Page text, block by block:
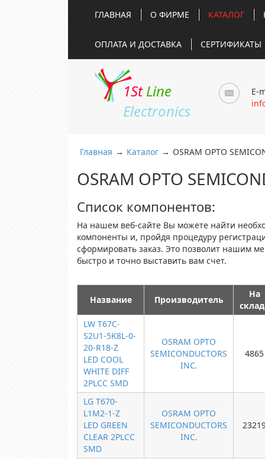
ГЛАВНАЯ О ФИРМЕ КАТАЛОГ
ОПЛАТА И ДОСТАВКА СЕРТИФИКАТЫ
1St Line
Electronics
E-
Главная → Каталог → OSRAM OPTO
OSRAM OPTO
Список компонентов:
На нашем веб-сайте Вы можете найти
компоненты и, пройдя процедуру
сформировать заказ. Это позволит нашим
быстро и точно выставить вам счет.
Название Производитель
На
LW T67C-
S2U1-5K8L-0-
20-R18-Z
LED COOL
WHITE DIFF
2PLCC SMD
OSRAM OPTO
SEMICONDUCTORS
INC.
4865
LG T670-
L1M2-1-Z
LED GREEN
CLEAR 2PLCC
SMD
OSRAM OPTO
SEMICONDUCTORS
INC.